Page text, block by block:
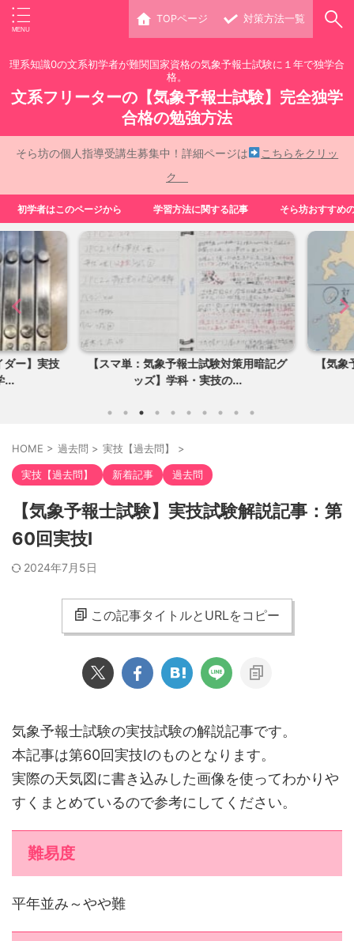
TOPページ 対策方法一覧
理系知識0の文系初学者が難関国家資格の気象予報士試験に１年で独学合
格。
文系フリーターの【気象予報士試験】完全独学
合格の勉強方法
そら坊の個人指導受講生募集中！詳細ページは
こちらをクリッ
ク
初学者はこのページから 学習方法に関する記事 そら坊おすすめ
】実技
【スマ単：気象予報士試験対策用暗記グ
ッズ】学科・実技の...
【気象
HOME > 過去問 > 実技【過去問】 >
実技【過去問】 新着記事 過去問
【気象予報士試験】実技試験解説記事：第
60回実技Ⅰ
2024年7月5日
この記事タイトルとURLをコピー
気象予報士試験の実技試験の解説記事です。
本記事は第60回実技Ⅰのものとなります。
実際の天気図に書き込みした画像を使ってわかりや
すくまとめているので参考にしてください。
難易度
平年並み～やや難